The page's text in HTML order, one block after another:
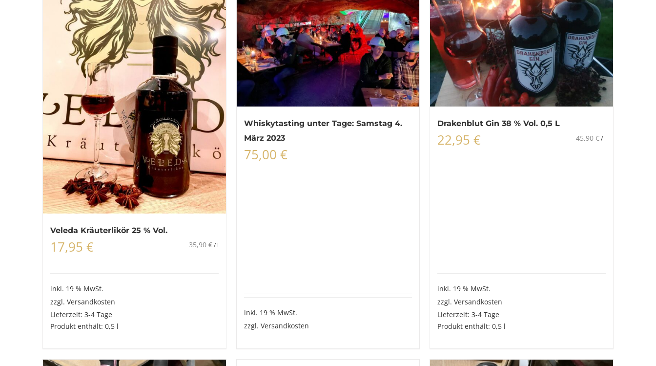
Veleda Kräuterlikör 25 % Vol.
17,95 € 35,90 €/ l
inkl. 19 % MwSt.
zzgl. Versandkosten
Lieferzeit: 3-4 Tage
Produkt enthält: 0,5 l
Whiskytasting unter Tage: Samstag 4.
März 2023
75,00 €
inkl. 19 % MwSt.
zzgl. Versandkosten
Drakenblut Gin 38 % Vol. 0,5 L
22,95€ 45,90 €/ l
inkl. 19 % MwSt.
zzgl.Versandkosten
Lieferzeit:3-4 Tage
Produkt enthält: 0,5 l